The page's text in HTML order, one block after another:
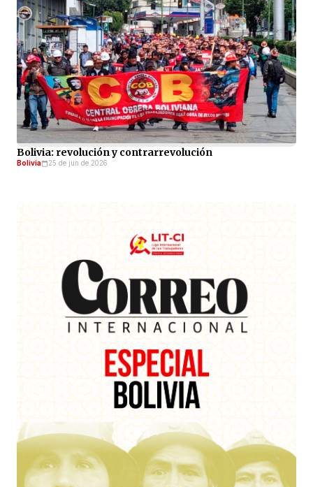
Bolivia: revolución y contrarrevolución
Bolivia 25 de jun de 2026